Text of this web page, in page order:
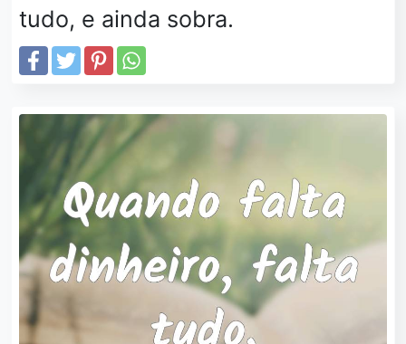
tudo, e ainda sobra.